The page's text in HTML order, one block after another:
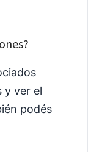
y ver el
podés